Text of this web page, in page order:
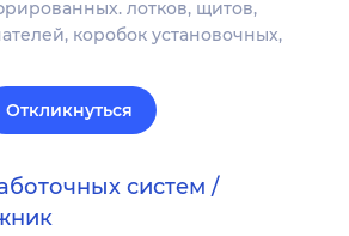
лотков, щитов,
коробок установочных,
Откликнуться
систем /